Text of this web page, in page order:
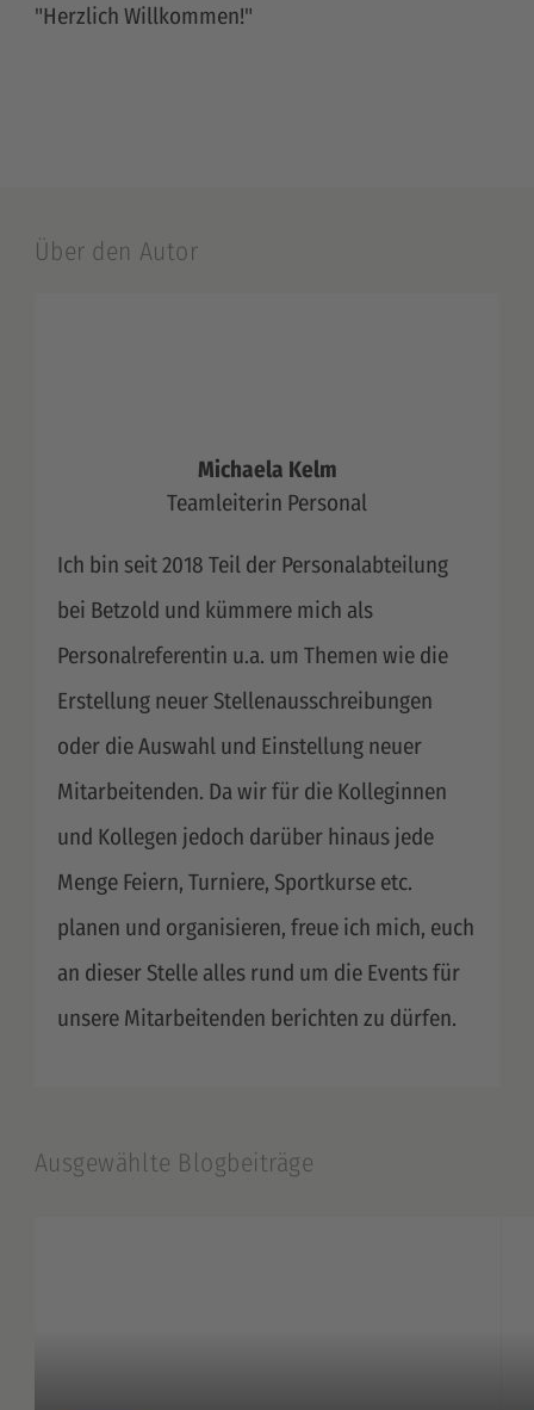
"Herzlich Willkommen!"
Über den Autor
Michaela Kelm
Teamleiterin Personal
Ich bin seit 2018 Teil der Personalabteilung
bei Betzold und kümmere mich als
Personalreferentin u.a. um Themen wie die
Erstellung neuer Stellenausschreibungen
oder die Auswahl und Einstellung neuer
Mitarbeitenden. Da wir für die Kolleginnen
und Kollegen jedoch darüber hinaus jede
Menge Feiern, Turniere, Sportkurse etc.
planen und organisieren, freue ich mich, euch
an dieser Stelle alles rund um die Events für
unsere Mitarbeitenden berichten zu dürfen.
Ausgewählte Blogbeiträge